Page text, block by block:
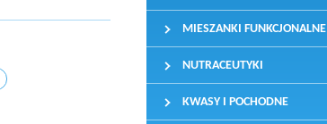
MIESZANKI FUNKCJONALNE
NUTRACEUTYKI
KWASY I POCHODNE